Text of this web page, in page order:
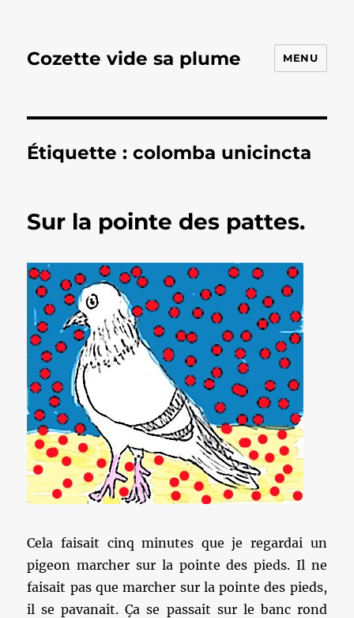
Cozette vide sa plume MENU
Étiquette :colomba unicincta
Sur la pointe des pattes.
Cela faisait cinq minutes que je regardai un
pigeon marcher sur la pointe des pieds. Il ne
faisait pas que marcher sur la pointe des pieds,
il se pavanait. Ça se passait sur le banc rond